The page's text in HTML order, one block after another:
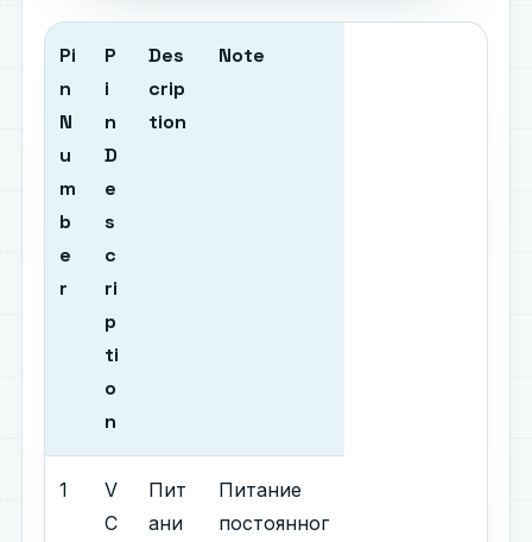
Pi
n
N
u
m
b
e
r
P
i
n
D
e
s
c
ri
p
ti
o
n
Des
crip
tion
Note
1
V
C
Пит
ани
Питание
постоянног